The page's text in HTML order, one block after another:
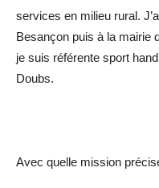
services en milieu rural.
Besançon puis à la mairie
je suis référente sport
Doubs.
Avec quelle mission